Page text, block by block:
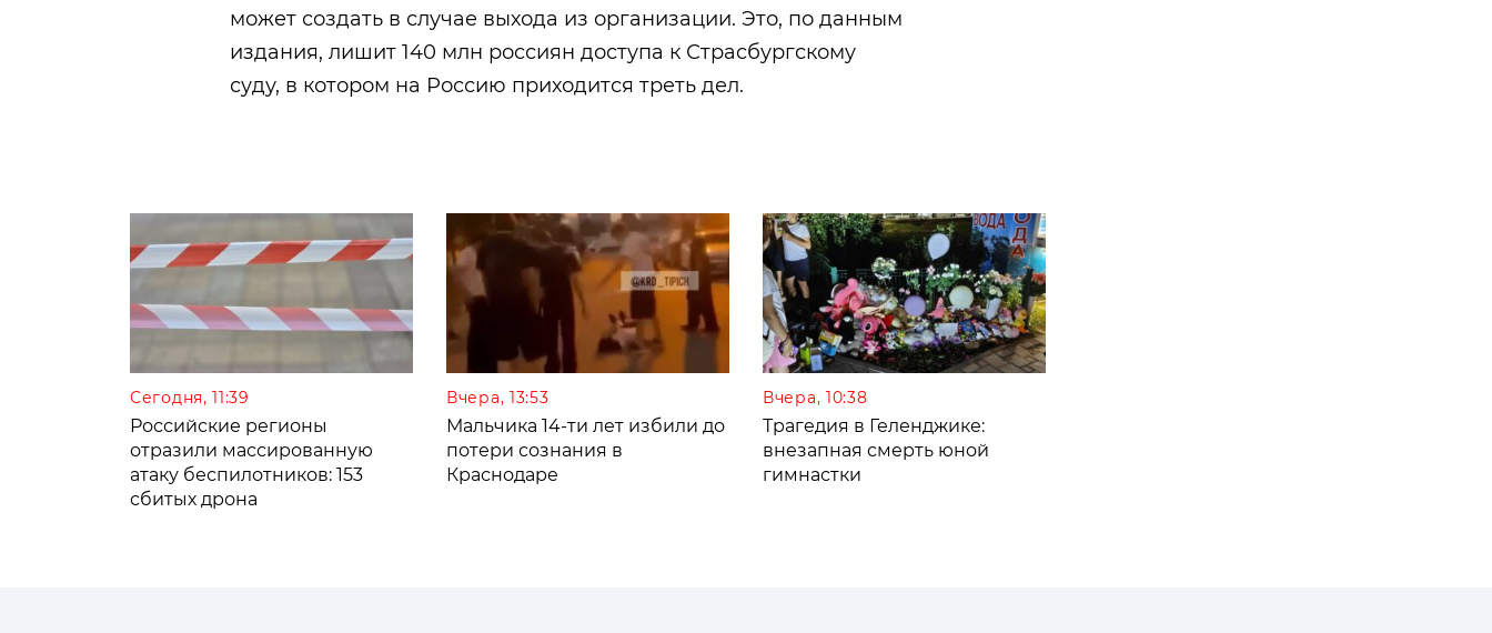
может создать в случае выхода из организации. Это, по данным
издания, лишит 140 млн россиян доступа к Страсбургскому
суду, в котором на Россию приходится треть дел. ​
Сегодня, 11:39
Российские регионы
отразили массированную
атаку беспилотников: 153
сбитых дрона
Вчера, 13:53
Мальчика 14-ти лет избили до
потери сознания в
Краснодаре
Вчера, 10:38
Трагедия в Геленджике:
внезапная смерть юной
гимнастки